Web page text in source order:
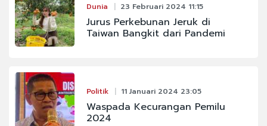
Dunia 23 Februari 2024 11:15
Jurus Perkebunan Jeruk di
Taiwan Bangkit dari Pandemi
Politik 11 Januari 2024 23:05
Waspada Kecurangan Pemilu
2024